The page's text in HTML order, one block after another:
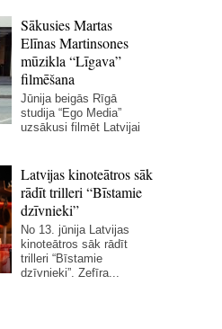
Sākusies Martas
Elīnas Martinsones
mūzikla “Līgava”
filmēšana
Jūnija beigās Rīgā
studija “Ego Media”
uzsākusi filmēt Latvijai
Latvijas kinoteātros sāk
rādīt trilleri “Bīstamie
dzīvnieki”
No 13. jūnija Latvijas
kinoteātros sāk rādīt
trilleri “Bīstamie
dzīvnieki”. Zefīra...